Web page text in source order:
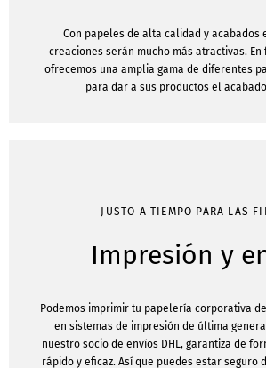
Con papeles de alta calidad y acabados
creaciones serán mucho más atractivas.
ofrecemos una amplia gama de diferentes
para dar a sus productos el
JUSTO A TIEMPO PARA LAS
Impresión y
Podemos imprimir tu papelería corporativa
en sistemas de impresión de última
nuestro socio de envíos DHL, garantiza de
rápido y eficaz. Así que puedes estar seguro